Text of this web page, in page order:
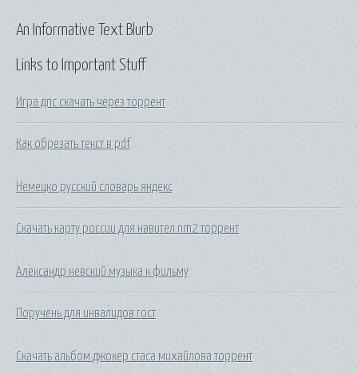
Links to Important Stuff
Игра дпс скачать через торрент
Как обрезать текст в pdf
Немецко русский словарь яндекс
Скачать карту россии для навител nm2 торрент
Александр невский музыка к фильму
Поручень для инвалидов гост
Скачать альбом джокер стаса михайлова торрент
An Informative Text Blurb